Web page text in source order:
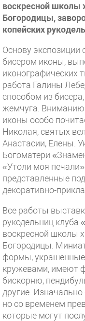
воскресной школы
Богородицы,
копейских
Основу
бисером иконы,
иконографических
работа Галины
способом из
жемчуга. Вниманию
иконы особо
Николая, святых
Анастасии, Елены.
Богоматери
«Утоли моя
представленные
декоративно-
Все работы
рукодельниц клуба
воскресной школы
Богородицы.
формы, украшенные
кружевами, имеют
бискорню,
другие.
но со временем
которые могут